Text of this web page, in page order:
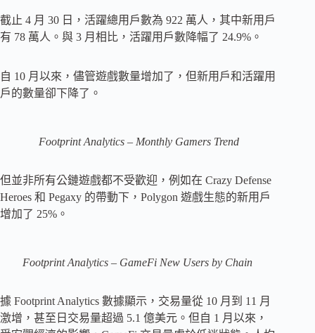
截止 4 月 30 日，活躍總用戶數為 922 萬人，其中新用戶
有 78 萬人。與 3 月相比，活躍用戶數降幅了 24.9%。
自 10 月以來，儘管遊戲數量增加了，但新用戶和活躍用
戶的數量卻下降了。
Footprint Analytics – Monthly Gamers Trend
但並非所有公鏈遊戲都不受歡迎，例如在 Crazy Defense
Heroes 和 Pegaxy 的帶動下，Polygon 遊戲生態的新用戶
增加了 25%。
Footprint Analytics – GameFi New Users by Chain
據 Footprint Analytics 數據顯示，交易量從 10 月到 11 月
激增，甚至日交易量超過 5.1 億美元。但自 1 月以來，